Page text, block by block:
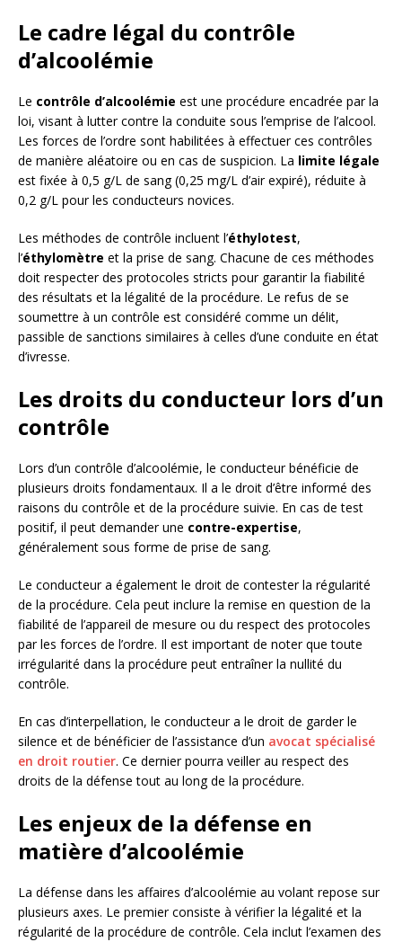
Le cadre légal du contrôle
d’alcoolémie
Le contrôle d’alcoolémie est une procédure encadrée par la
loi, visant à lutter contre la conduite sous l’emprise de l’alcool.
Les forces de l’ordre sont habilitées à effectuer ces contrôles
de manière aléatoire ou en cas de suspicion. La limite légale
est fixée à 0,5 g/L de sang (0,25 mg/L d’air expiré), réduite à
0,2 g/L pour les conducteurs novices.
Les méthodes de contrôle incluent l’éthylotest,
l’éthylomètre et la prise de sang. Chacune de ces méthodes
doit respecter des protocoles stricts pour garantir la fiabilité
des résultats et la légalité de la procédure. Le refus de se
soumettre à un contrôle est considéré comme un délit,
passible de sanctions similaires à celles d’une conduite en état
d’ivresse.
Les droits du conducteur lors d’un
contrôle
Lors d’un contrôle d’alcoolémie, le conducteur bénéficie de
plusieurs droits fondamentaux. Il a le droit d’être informé des
raisons du contrôle et de la procédure suivie. En cas de test
positif, il peut demander une contre-expertise,
généralement sous forme de prise de sang.
Le conducteur a également le droit de contester la régularité
de la procédure. Cela peut inclure la remise en question de la
fiabilité de l’appareil de mesure ou du respect des protocoles
par les forces de l’ordre. Il est important de noter que toute
irrégularité dans la procédure peut entraîner la nullité du
contrôle.
En cas d’interpellation, le conducteur a le droit de garder le
silence et de bénéficier de l’assistance d’un avocat spécialisé
en droit routier. Ce dernier pourra veiller au respect des
droits de la défense tout au long de la procédure.
Les enjeux de la défense en
matière d’alcoolémie
La défense dans les affaires d’alcoolémie au volant repose sur
plusieurs axes. Le premier consiste à vérifier la légalité et la
régularité de la procédure de contrôle. Cela inclut l’examen des